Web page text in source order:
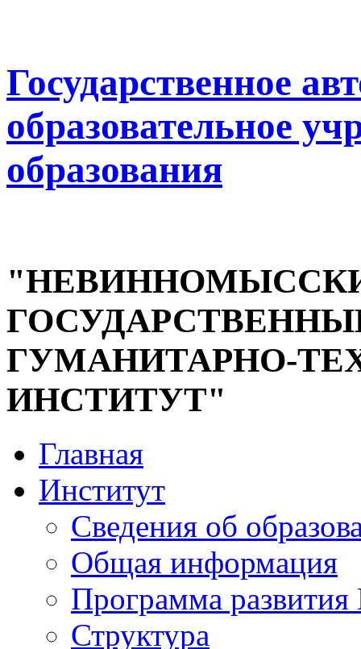
Государственное
образовательное
образования
ГУМАНИТАРНО-
ИНСТИТУТ"
Главная
Институт
Сведения об
Общая информация
Программа
Структура